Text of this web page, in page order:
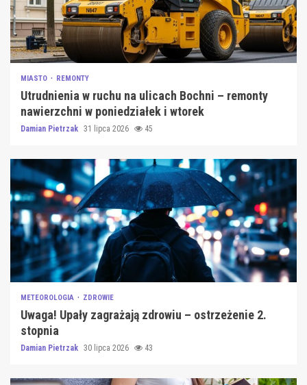
MIASTO REMONTY
Utrudnienia w ruchu na ulicach Bochni – remonty
nawierzchni w poniedziałek i wtorek
Damian Pietrzak 31 lipca 2026 45
METEOROLOGIA ZDROWIE
Uwaga! Upały zagrażają zdrowiu – ostrzeżenie 2.
stopnia
Damian Pietrzak 30 lipca 2026 43